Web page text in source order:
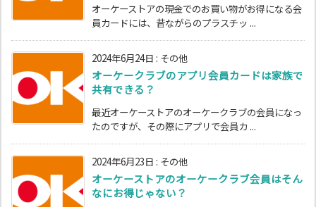
オーケーストアの現金でのお買い物がお得になる会
員カードには、昔ながらのプラスチッ ...
2024年6月24日 : その他
オーケークラブのアプリ会員カードは家族で
共有できる？
最近オーケーストアのオーケークラブの会員になっ
たのですが、その際にアプリで会員カ ...
2024年6月23日 : その他
オーケーストアのオーケークラブ会員はそん
なにお得じゃない？